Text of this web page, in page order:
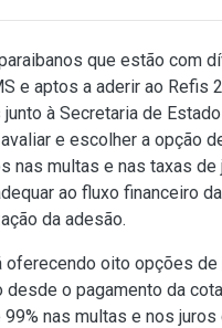
que estão com
e aptos a aderir ao Refis
à Secretaria de
e escolher a opção
nas multas e nas taxas de
ao fluxo financeiro
da adesão.
oferecendo oito opções de
desde o pagamento da
nas multas e nos juros